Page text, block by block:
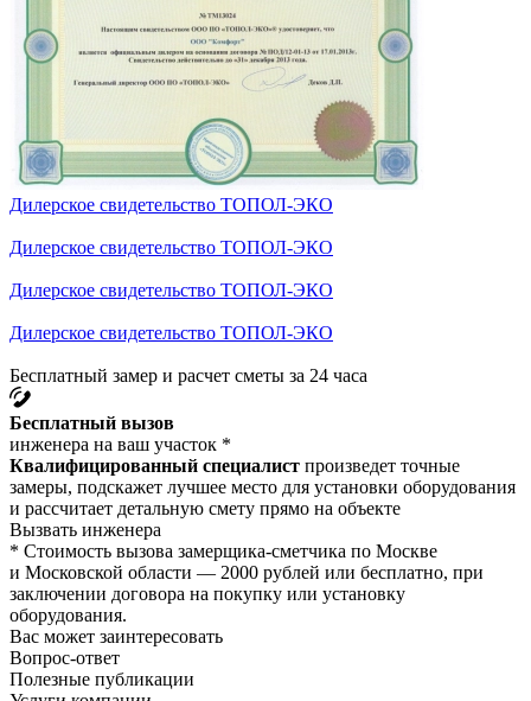
Дилерское свидетельство ТОПОЛ-ЭКО
Дилерское свидетельство ТОПОЛ-ЭКО
Дилерское свидетельство ТОПОЛ-ЭКО
Дилерское свидетельство ТОПОЛ-ЭКО
Бесплатный замер и расчет сметы за 24 часа
Бесплатный вызов
инженера на ваш участок *
Квалифицированный специалист произведет точные
замеры, подскажет лучшее место для установки оборудования
и рассчитает детальную смету прямо на объекте
Вызвать инженера
* Стоимость вызова замерщика-сметчика по Москве
и Московской области — 2000 рублей или бесплатно, при
заключении договора на покупку или установку
оборудования.
Вас может заинтересовать
Вопрос-ответ
Полезные публикации